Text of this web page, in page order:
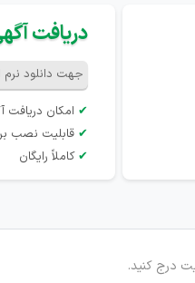
دریافت
جهت دانلود نرم
✔ امکان
✔ قابلیت نصب بر
✔ کاملاً رایگان
درج کنید.